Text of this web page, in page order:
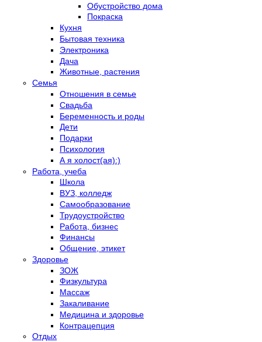
Обустройство дома
Покраска
Кухня
Бытовая техника
Электроника
Дача
Животные, растения
Семья
Отношения в семье
Свадьба
Беременность и роды
Дети
Подарки
Психология
А я холост(ая):)
Работа, учеба
Школа
ВУЗ, колледж
Самообразование
Трудоустройство
Работа, бизнес
Финансы
Общение, этикет
Здоровье
ЗОЖ
Физкультура
Массаж
Закаливание
Медицина и здоровье
Контрацепция
Отдых